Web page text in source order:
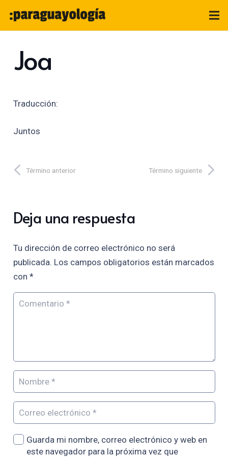
Joa
Traducción:
Juntos
Término anterior Término siguiente
Deja una respuesta
Tu dirección de correo electrónico no será
publicada. Los campos obligatorios están marcados
con *
Guarda mi nombre, correo electrónico y web en
este navegador para la próxima vez que